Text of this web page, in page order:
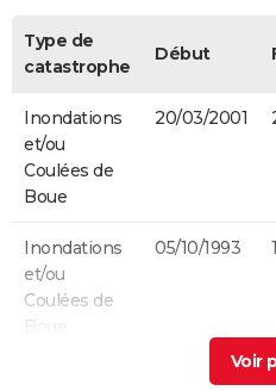
Type de
catastrophe
Début
Inondations
et/ou
Coulées de
Boue
20/03/2001
Inondations
et/ou
Coulées de
Boue
05/10/1993
01/05/1983